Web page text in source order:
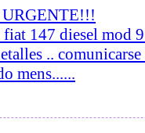
URGENTE!!!
147 diesel mod
..
mens......